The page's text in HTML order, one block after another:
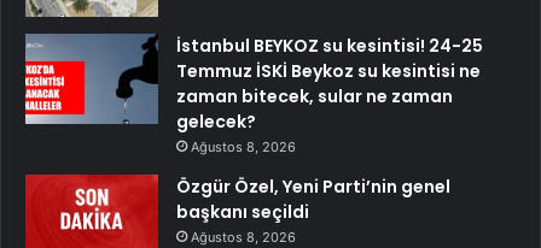
İstanbul BEYKOZ su kesintisi! 24-25
Temmuz İSKİ Beykoz su kesintisi ne
zaman bitecek, sular ne zaman
gelecek?
Ağustos 8, 2026
Özgür Özel, Yeni Parti’nin genel
başkanı seçildi
Ağustos 8, 2026